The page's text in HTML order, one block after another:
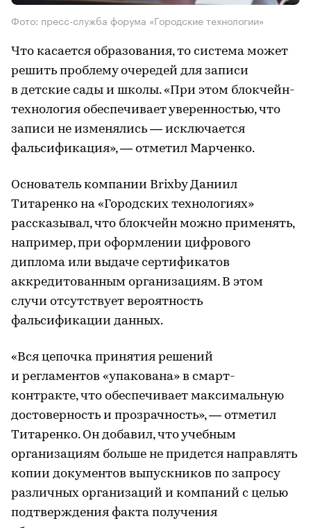
Фото: пресс-служба форума «Городские технологии»
Что касается образования, то система может
решить проблему очередей для записи
в детские сады и школы. «При этом блокчейн-
технология обеспечивает уверенностью, что
записи не изменялись — исключается
фальсификация», — отметил Марченко.
Основатель компании Brixby Даниил
Титаренко на «Городских технологиях»
рассказывал, что блокчейн можно применять,
например, при оформлении цифрового
диплома или выдаче сертификатов
аккредитованным организациям. В этом
случи отсутствует вероятность
фальсификации данных.
«Вся цепочка принятия решений
и регламентов «упакована» в смарт-
контракте, что обеспечивает максимальную
достоверность и прозрачность», — отметил
Титаренко. Он добавил, что учебным
организациям больше не придется направлять
копии документов выпускников по запросу
различных организаций и компаний с целью
подтверждения факта получения